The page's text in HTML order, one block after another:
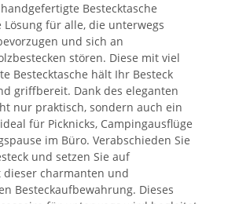
Bestecktasche
Lösung für alle, die unterwegs
und sich an
stören. Diese mit viel
Bestecktasche hält Ihr Besteck
griffbereit. Dank des eleganten
nur praktisch, sondern auch ein
für Picknicks, Campingausflüge
im Büro. Verabschieden Sie
und setzen Sie auf
charmanten und
Besteckaufbewahrung. Dieses